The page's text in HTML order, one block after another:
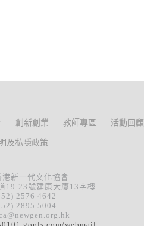
創新創業 教師專區 活動回顧
及私隱政策
港新一代文化協會
19-23號建康大廈13字樓
2576 4642
2895 5004